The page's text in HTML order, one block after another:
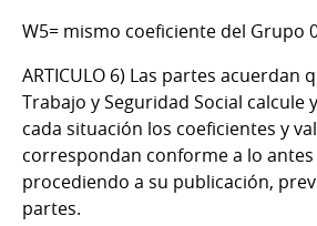
W5= mismo coeficiente del Grupo
ARTICULO 6) Las partes acuerdan
Trabajo y Seguridad Social calcule
cada situación los coeficientes y
correspondan conforme a lo
procediendo a su publicación,
partes.